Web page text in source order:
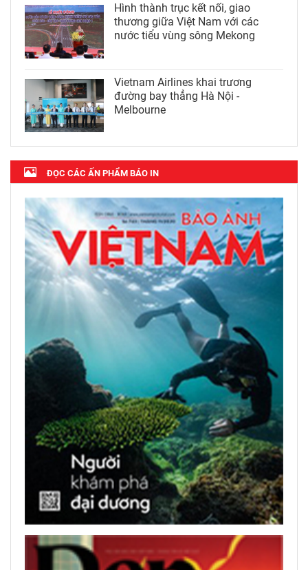
Hình thành trục kết nối, giao
thương giữa Việt Nam với các
nước tiểu vùng sông Mekong
Vietnam Airlines khai trương
đường bay thẳng Hà Nội -
Melbourne
ĐỌC CÁC ẤN PHẨM BÁO IN